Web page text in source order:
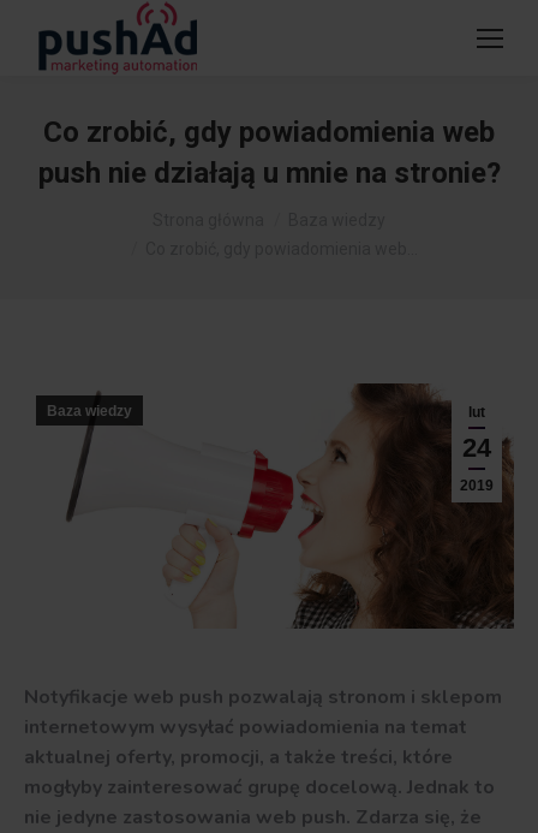
Co zrobić, gdy powiadomienia web
push nie działają u mnie na stronie?
lut
24
2019
Baza wiedzy
Notyfikacje web push pozwalają stronom i sklepom
internetowym wysyłać powiadomienia na temat
aktualnej oferty, promocji, a także treści, które
mogłyby zainteresować grupę docelową. Jednak to
nie jedyne zastosowania web push. Zdarza się, że